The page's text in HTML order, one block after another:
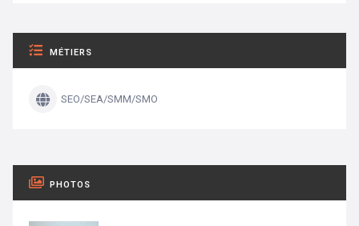
MÉTIERS
SEO/SEA/SMM/SMO
PHOTOS